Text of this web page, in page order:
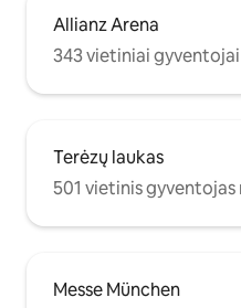
Allianz Arena
343 vietiniai
Terėzų laukas
501 vietinis
Messe München